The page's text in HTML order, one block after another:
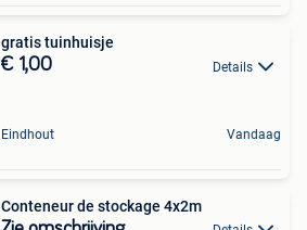
gratis tuinhuisje
€ 1,00 Details
Eindhout Vandaag
Conteneur de stockage 4x2m